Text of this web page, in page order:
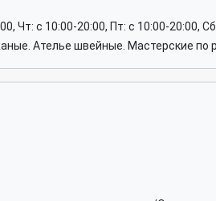
Чт: c 10:00-20:00, Пт: c 10:00-20:00,
Ателье швейные. Мастерские